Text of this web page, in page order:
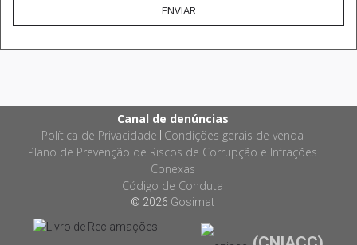
ENVIAR
Canal de denúncias
Política de Privacidade Condições gerais de venda
Plano de Prevenção de Riscos de Corrupção e Infrações
Conexas
Código de Conduta
© 2026 Gosimat